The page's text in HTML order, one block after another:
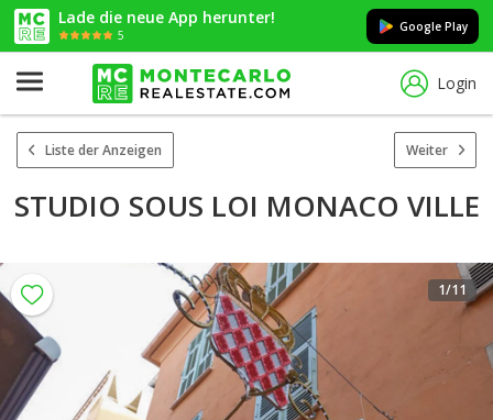
Lade die neue App herunter!
5
Google Play
Login
Liste der Anzeigen Weiter
STUDIO SOUS LOI MONACO VILLE
1/11